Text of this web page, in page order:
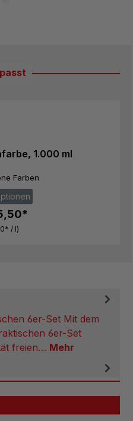
1.000 ml
Farben
/ l)
6er-Set Mit dem
6er-Set
freien… Mehr